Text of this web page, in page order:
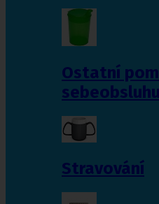
Ostatní
sebeobsluhu
Stravování